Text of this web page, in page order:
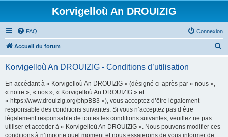
Korvigelloù An DROUIZIG
FAQ Connexion
Accueil du forum
Korvigelloù An DROUIZIG - Conditions d’utilisation
En accédant à « Korvigelloù An DROUIZIG » (désigné ci-après par « nous »,
« notre », « nos », « Korvigelloù An DROUIZIG » et
« https://www.drouizig.org/phpBB3 »), vous acceptez d’être légalement
responsable des conditions suivantes. Si vous n’acceptez pas d’être
légalement responsable de toutes les conditions suivantes, veuillez ne pas
utiliser et accéder à « Korvigelloù An DROUIZIG ». Nous pouvons modifier ces
conditions à n’importe quel moment et nous essaierons de vous informer de